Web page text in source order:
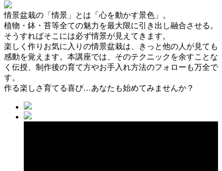
情景盆栽の「情景」とは「心を動かす景色」。
植物・鉢・苔等全ての魅力を最大限に引き出し融合させる。
そうすればそこには必ず情景が見えてきます。
楽しく作りお気に入りの情景盆栽は、きっと他の人が見ても
感動を覚えます。本講座では、そのテクニックを余すことな
く伝授、制作後の育て方やお手入れ方法のフォローも万全で
す。
作る楽しさ育てる喜び…あなたも始めてみませんか？